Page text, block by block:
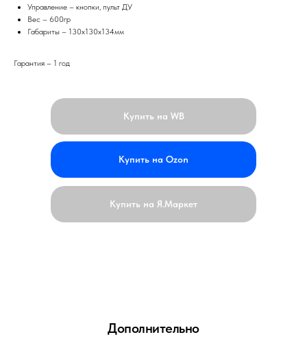
Управление – кнопки, пульт ДУ
Вес – 600гр
Габариты – 130х130х134мм
Гарантия – 1 год
Купить на WB
Купить на Ozon
Купить на Я.Маркет
Дополнительно